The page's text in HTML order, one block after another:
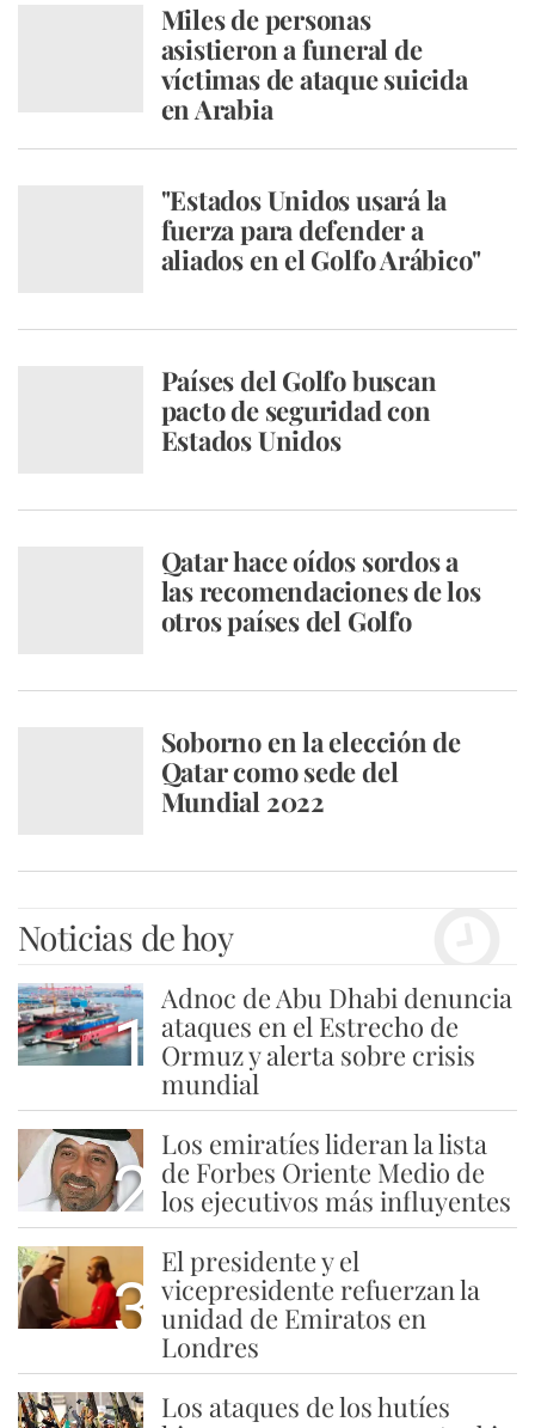
Miles de personas
asistieron a funeral de
víctimas de ataque suicida
en Arabia
"Estados Unidos usará la
fuerza para defender a
aliados en el Golfo Arábico"
Países del Golfo buscan
pacto de seguridad con
Estados Unidos
Qatar hace oídos sordos a
las recomendaciones de los
otros países del Golfo
Soborno en la elección de
Qatar como sede del
Mundial 2022
Noticias de hoy
1
Adnoc de Abu Dhabi denuncia
ataques en el Estrecho de
Ormuz y alerta sobre crisis
mundial
2
Los emiratíes lideran la lista
de Forbes Oriente Medio de
los ejecutivos más influyentes
3
El presidente y el
vicepresidente refuerzan la
unidad de Emiratos en
Londres
Los ataques de los hutíes